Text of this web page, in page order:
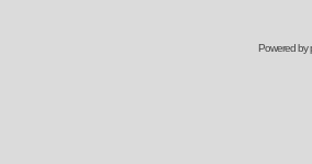
Powered by